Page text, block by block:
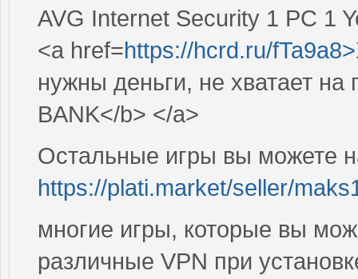
AVG Internet Security 1 PC 1
<a href=https://hcrd.ru/fTa9a8>
нужны деньги, не хватает
BANK</b> </a>
Остальные игры вы можете
https://plati.market/seller/
многие игры, которые вы
различные VPN при